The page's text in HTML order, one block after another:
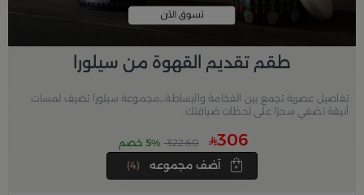
طقم تقديم القهوة من سيلورا
تفاصيل عصرية تجمع بين الفخامة والبساطة…مجموعة سيلورا تضيف لمسات
أنيقة تضفي سحرًا على لحظات ضيافتك.
306
322.60 5% خصم
(4)